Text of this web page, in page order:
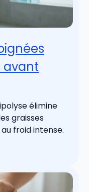
avant
élimine
graisses
froid intense.